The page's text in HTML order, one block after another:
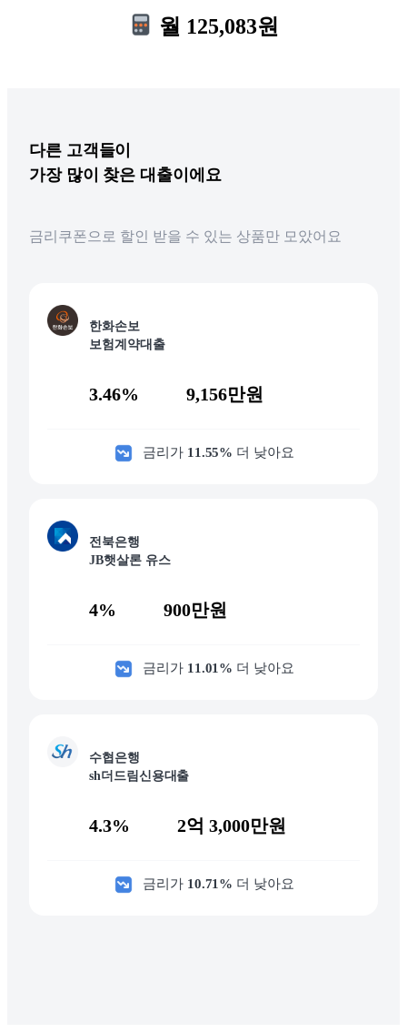
월 125,083원
다른 고객들이
가장 많이 찾은 대출이에요
금리쿠폰으로 할인 받을 수 있는 상품만 모았어요
한화손보
보험계약대출
3.46% 9,156만원
금리가 11.55% 더 낮아요
전북은행
JB햇살론 유스
4% 900만원
금리가 11.01 % 더 낮아요
수협은행
sh더드림신용대출
4.3% 2억 3,000만원
금리가 10.71 % 더 낮아요